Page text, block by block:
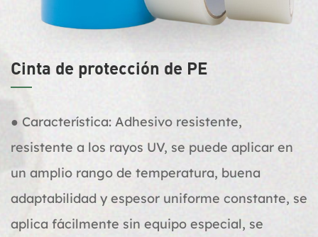
Cinta de protección de PE
● Característica: Adhesivo resistente,
resistente a los rayos UV, se puede aplicar en
un amplio rango de temperatura, buena
adaptabilidad y espesor uniforme constante, se
aplica fácilmente sin equipo especial, se